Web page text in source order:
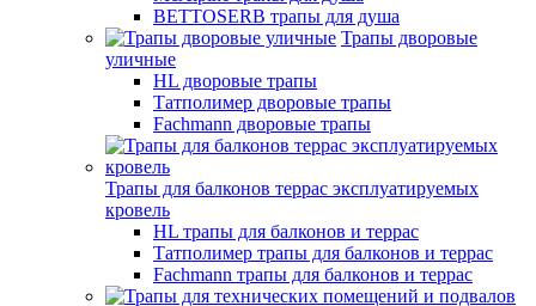
BETTOSERB трапы для душа
Трапы дворовые
уличные
HL дворовые трапы
Татполимер дворовые трапы
Fachmann дворовые трапы
Трапы для балконов террас эксплуатируемых
кровель
HL трапы для балконов и террас
Татполимер трапы для балконов и террас
Fachmann трапы для балконов и террас